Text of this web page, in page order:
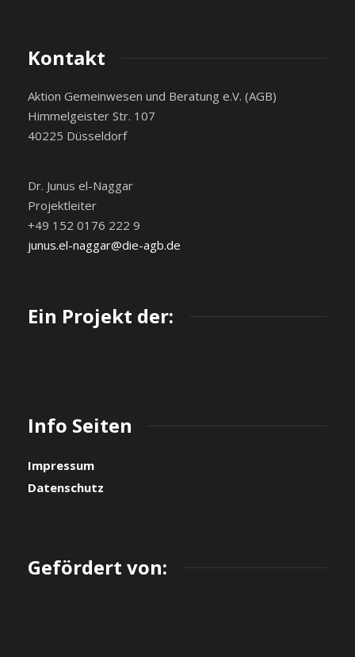
Kontakt
Aktion Gemeinwesen und Beratung e.V. (AGB)
Himmelgeister Str. 107
40225 Düsseldorf
Dr. Junus el-Naggar
Projektleiter
+49 152 0176 222 9
junus.el-naggar@die-agb.de
Ein Projekt der:
Info Seiten
Impressum
Datenschutz
Gefördert von: